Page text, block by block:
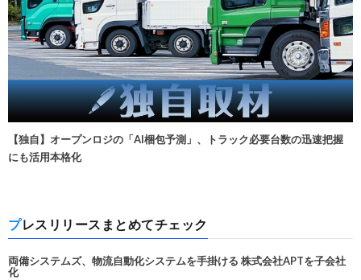
【独自】オープンロジの「AI梱包予測」、トラック必要台数の迅速把握
にも活用本格化
プレスリリースまとめてチェック
両備システムズ、物流自動化システムを手掛ける 株式会社APTを子会社
化